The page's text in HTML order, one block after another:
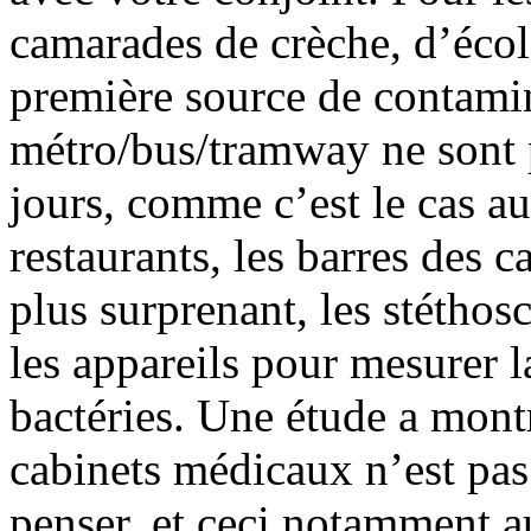
camarades de crèche,
première source de
métro/bus/tramway ne sont
jours, comme c’est le cas
restaurants, les barres des
plus surprenant, les
les appareils pour mesurer
bactéries. Une étude a
cabinets médicaux n’est